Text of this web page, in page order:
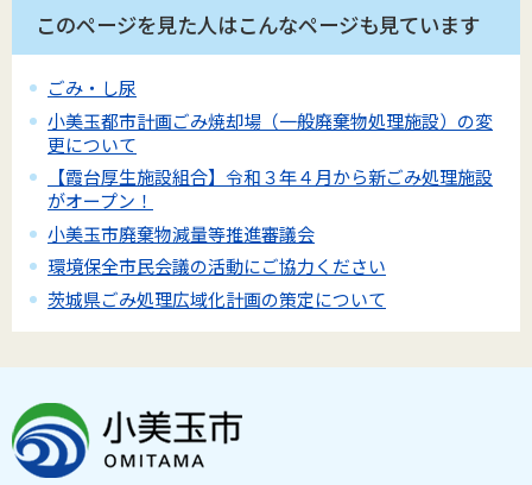
このページを見た人はこんなページも見ています
ごみ・し尿
小美玉都市計画ごみ焼却場（一般廃棄物処理施設）の変
更について
【霞台厚生施設組合】令和３年４月から新ごみ処理施設
がオープン！
小美玉市廃棄物減量等推進審議会
環境保全市民会議の活動にご協力ください
茨城県ごみ処理広域化計画の策定について